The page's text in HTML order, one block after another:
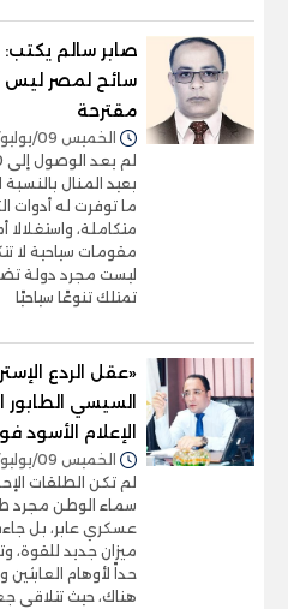
سائح لمصر ليس
مقترحة
الخميس 09/يوليو/2026 - 04:16 م
بعيد المنال
ما توفرت له أدوات
متكاملة،
مقومات سياحية لا
ليست مجرد دولة تضم
تمتلك تنوعًا سياحيًا
«عقل الردع
السيسي
الإعلام الأسود
الخميس 09/يوليو/2026 - 03:54 م
لم تكن الطلقات
سماء الوطن مجرد
عسكري عابر، بل
ميزان جديد للقوة،
حداً لأوهام
هناك، حيث تتلاقى